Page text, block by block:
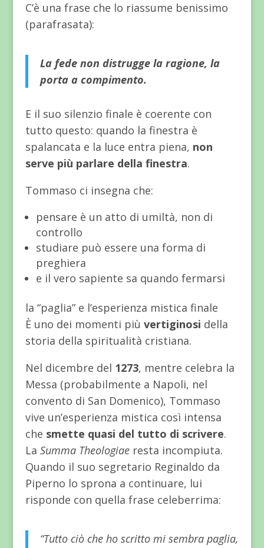
C’è una frase che lo riassume benissimo
(parafrasata):
La fede non distrugge la ragione, la
porta a compimento.
E il suo silenzio finale è coerente con
tutto questo: quando la finestra è
spalancata e la luce entra piena, non
serve più parlare della finestra.
Tommaso ci insegna che:
pensare è un atto di umiltà, non di
controllo
studiare può essere una forma di
preghiera
e il vero sapiente sa quando fermarsi
la “paglia” e l’esperienza mistica finale
È uno dei momenti più vertiginosi della
storia della spiritualità cristiana.
Nel dicembre del 1273, mentre celebra la
Messa (probabilmente a Napoli, nel
convento di San Domenico), Tommaso
vive un’esperienza mistica così intensa
che smette quasi del tutto di scrivere.
La Summa Theologiaeresta incompiuta.
Quando il suo segretario Reginaldo da
Piperno lo sprona a continuare, lui
risponde con quella frase celeberrima:
“Tutto ciò che ho scritto mi sembra paglia,